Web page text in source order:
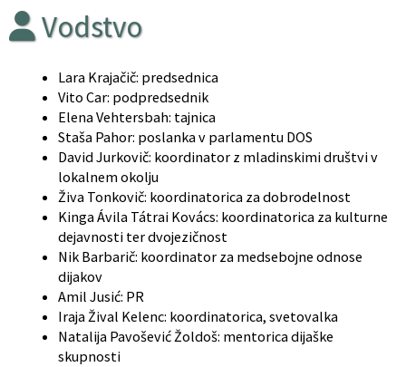
Vodstvo
Lara Krajačič: predsednica
Vito Car: podpredsednik
Elena Vehtersbah: tajnica
Staša Pahor: poslanka v parlamentu DOS
David Jurkovič: koordinator z mladinskimi društvi v
lokalnem okolju
Živa Tonkovič: koordinatorica za dobrodelnost
Kinga Ávila Tátrai Kovács: koordinatorica za kulturne
dejavnosti ter dvojezičnost
Nik Barbarič: koordinator za medsebojne odnose
dijakov
Amil Jusić: PR
Iraja Žival Kelenc: koordinatorica, svetovalka
Natalija Pavošević Žoldoš: mentorica dijaške
skupnosti